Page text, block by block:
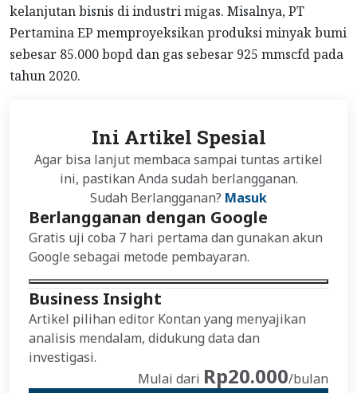
kelanjutan bisnis di industri migas. Misalnya, PT
Pertamina EP memproyeksikan produksi minyak bumi
sebesar 85.000 bopd dan gas sebesar 925 mmscfd pada
tahun 2020.
Ini Artikel Spesial
Agar bisa lanjut membaca sampai tuntas artikel
ini, pastikan Anda sudah berlangganan.
Sudah Berlangganan? Masuk
Berlangganan dengan Google
Gratis uji coba 7 hari pertama dan gunakan akun
Google sebagai metode pembayaran.
Business Insight
Artikel pilihan editor Kontan yang menyajikan
analisis mendalam, didukung data dan
investigasi.
Mulai dari Rp20.000/bulan